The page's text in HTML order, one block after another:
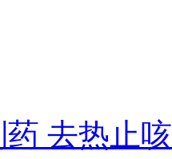
药 去热止